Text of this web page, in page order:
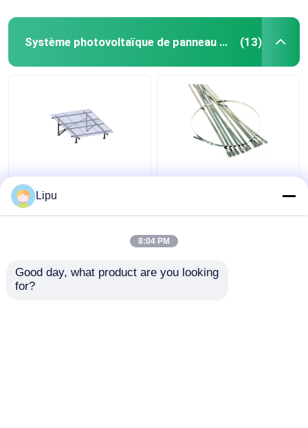
Système photovoltaïque de panneau solaire (13)
Outre de poly mono de
système
photovoltaïque de
serre-câble 7.9mm
solaire de 4.6mm, liens
Sus304 pour le
panneau solaire
accessoires
Lipu
8:04 PM
Good day, what product are you looking
for?